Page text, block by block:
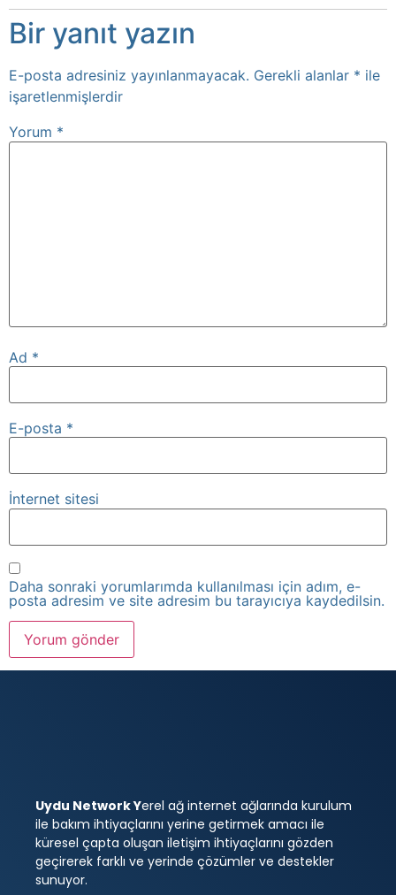
Bir yanıt yazın
E-posta adresiniz yayınlanmayacak. Gerekli alanlar * ile
işaretlenmişlerdir
Yorum *
Ad *
E-posta *
İnternet sitesi
Daha sonraki yorumlarımda kullanılması için adım, e-
posta adresim ve site adresim bu tarayıcıya kaydedilsin.
Uydu Network Yerel ağ internet ağlarında kurulum
ile bakım ihtiyaçlarını yerine getirmek amacı ile
küresel çapta oluşan iletişim ihtiyaçlarını gözden
geçirerek farklı ve yerinde çözümler ve destekler
sunuyor.